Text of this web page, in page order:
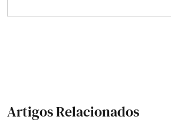
Artigos Relacionados